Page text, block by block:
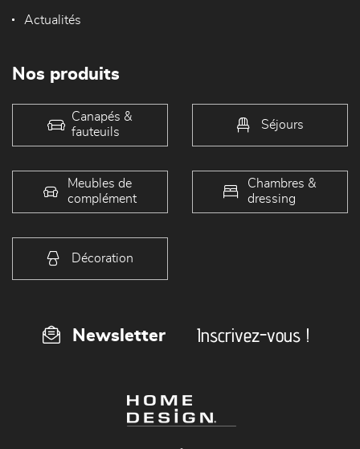
Actualités
Nos produits
Canapés &
fauteuils
Séjours
Meubles de
complément
Chambres &
dressing
Décoration
Newsletter Inscrivez-vous !